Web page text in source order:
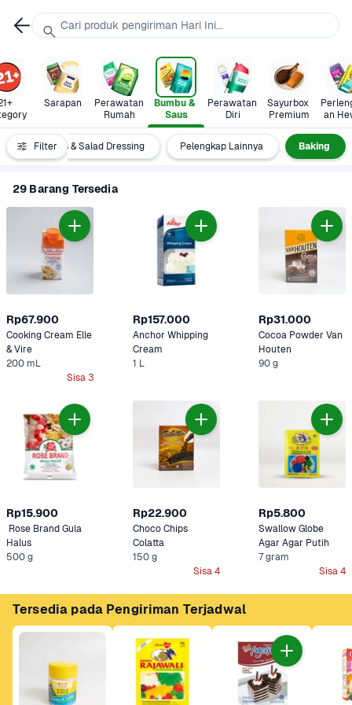
Sarapan
Perawatan
Rumah
Bumbu &
Saus
Perawatan
Diri
Sayurbox
Premium
an
Filter
Mayones & Salad Dressing Pelengkap Lainnya Baking
29 Barang Tersedia
Rp67.900
Cooking Cream Elle
& Vire
200 mL
Sisa 3
Rp157.000
Anchor Whipping
1 L
Rp31.000
Cocoa Powder Van
Houten
90 g
Rp15.900
Rose Brand Gula
Halus
500 g
Rp22.900
Choco Chips
Colatta
150 g
Sisa 4
Rp5.800
Swallow Globe
Agar Agar Putih
7 gram
Sisa 4
Tersedia pada Pengiriman Terjadwal
Cari produk pengiriman Hari Ini...